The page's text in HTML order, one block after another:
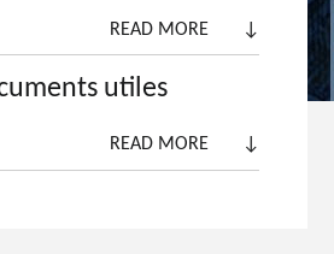
READ MORE ↓
utiles
READ MORE ↓